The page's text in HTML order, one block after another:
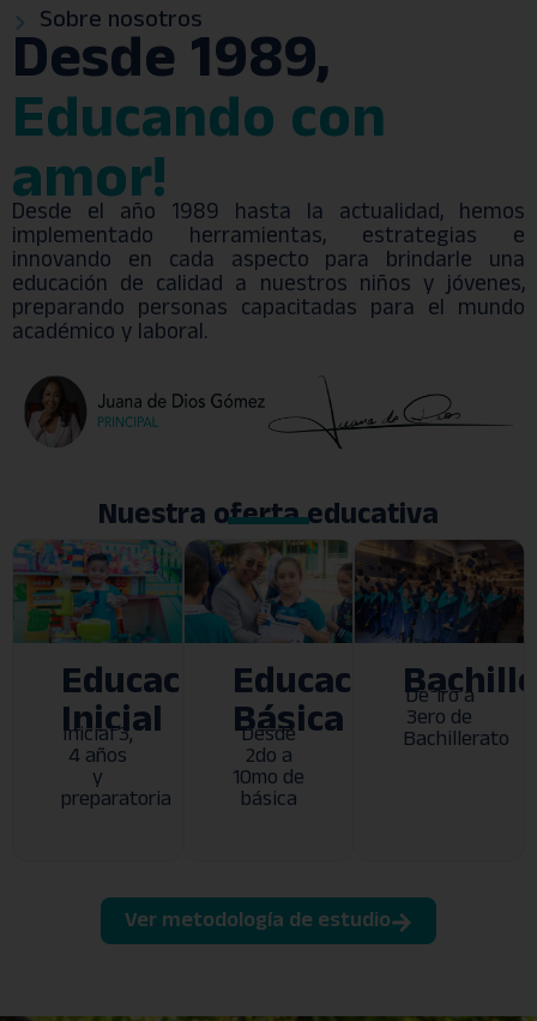
Sobre nosotros
Desde 1989,
Educando con
amor!
Desde el año 1989 hasta la actualidad, hemos
implementado herramientas, estrategias e
innovando en cada aspecto para brindarle una
educación de calidad a nuestros niños y jóvenes,
preparando personas capacitadas para el mundo
académico y laboral.
Nuestra oferta educativa
Educación
Inicial
Inicial 3,
4 años
y
preparatoria
Educación
Básica
Desde
2do a
10mo de
básica
De 1ro a
3ero de
Bachillerato
Ver metodología de estudio